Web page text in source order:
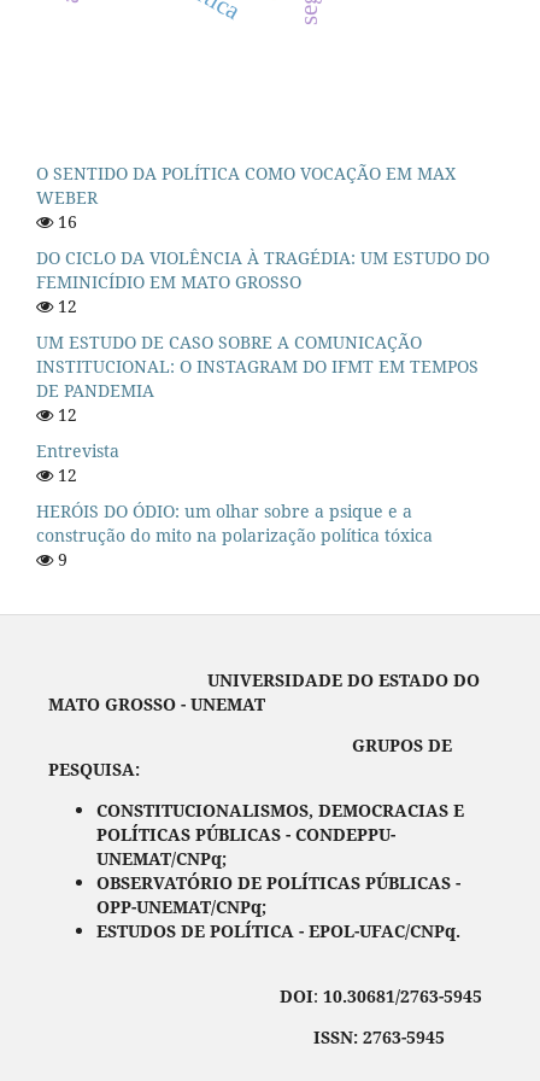
O SENTIDO DA POLÍTICA COMO VOCAÇÃO EM MAX
WEBER
16
DO CICLO DA VIOLÊNCIA À TRAGÉDIA: UM ESTUDO DO
FEMINICÍDIO EM MATO GROSSO
12
UM ESTUDO DE CASO SOBRE A COMUNICAÇÃO
INSTITUCIONAL: O INSTAGRAM DO IFMT EM TEMPOS
DE PANDEMIA
12
Entrevista
12
HERÓIS DO ÓDIO: um olhar sobre a psique e a
construção do mito na polarização política tóxica
9
UNIVERSIDADE DO ESTADO DO
MATO GROSSO - UNEMAT
GRUPOS DE
PESQUISA:
CONSTITUCIONALISMOS, DEMOCRACIAS E
POLÍTICAS PÚBLICAS - CONDEPPU-
UNEMAT/CNPq;
OBSERVATÓRIO DE POLÍTICAS PÚBLICAS -
OPP-UNEMAT/CNPq;
ESTUDOS DE POLÍTICA - EPOL-UFAC/CNPq.
DOI: 10.30681/2763-5945
ISSN: 2763-5945